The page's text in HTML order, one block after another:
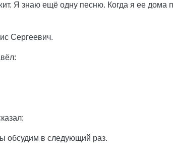
Я знаю ещё одну песню. Когда я ее дома
Сергеевич.
обсудим в следующий раз.